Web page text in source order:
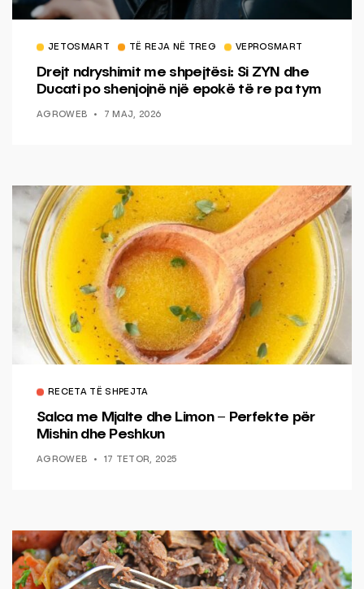
JETOSMART TË REJA NË TREG VEPROSMART
Drejt ndryshimit me shpejtësi: Si ZYN dhe
Ducati po shenjojnë një epokë të re pa tym
AGROWEB 7 MAJ, 2026
RECETA TË SHPEJTA
Salca me Mjalte dhe Limon – Perfekte për
Mishin dhe Peshkun
AGROWEB 17 TETOR, 2025